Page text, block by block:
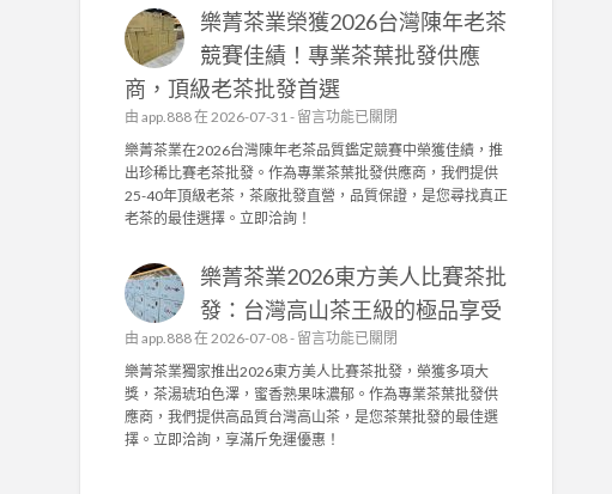
級
茶
葉
批
發
供
應
商
〉
中
密
度
泡
棉
、
機
能
布
套
打
舒
適
耐
用
輕
鬆
拆
洗
專
業
實
木
沙
椅
墊
訂
做
抗
機
能
布
與
高
密
度
樂菁茶業榮獲2026台灣陳年老茶
競賽佳績！專業茶葉批發供應
商，頂級老茶批發首選
由 app.888在 2026-07-31 - 在
〈
樂
菁
茶
業
獲
2
0
2
6
台
灣
陳
留言功能已關閉
樂菁茶業在2026台灣陳年老茶品質鑑定競賽中榮獲佳績，推
出珍稀比賽老茶批發。作為專業茶葉批發供應商，我們提供
25-40年頂級老茶，茶廠批發直營，品質保證，是您尋找真正
老茶的最佳選擇。立即洽詢！
樂菁茶業2026東方美人比賽茶批
發：台灣高山茶王級的極品享受
由 app.888在 2026-07-08 - 在
〈
樂
菁
茶
業
留言功能已關閉
樂菁茶業獨家推出2026東方美人比賽茶批發，榮獲多項大
獎，茶湯琥珀色澤，蜜香熟果味濃郁。作為專業茶葉批發供
應商，我們提供高品質台灣高山茶，是您茶葉批發的最佳選
擇。立即洽詢，享滿斤免運優惠！